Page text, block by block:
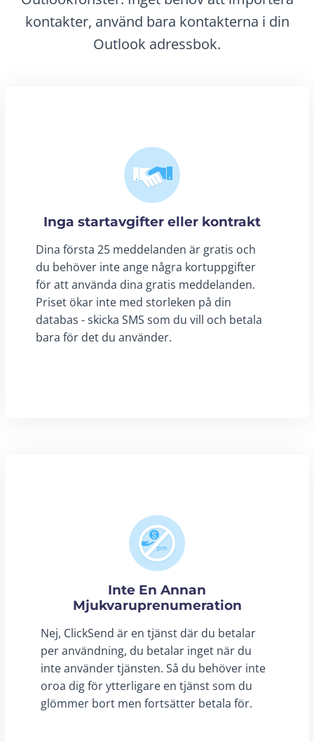
kontakter, använd bara kontakterna i din
Outlook adressbok.
Inga startavgifter eller kontrakt
Dina första 25 meddelanden är gratis och
du behöver inte ange några kortuppgifter
för att använda dina gratis meddelanden.
Priset ökar inte med storleken på din
databas - skicka SMS som du vill och betala
bara för det du använder.
Inte En Annan
Mjukvaruprenumeration
Nej, ClickSend är en tjänst där du betalar
per användning, du betalar inget när du
inte använder tjänsten. Så du behöver inte
oroa dig för ytterligare en tjänst som du
glömmer bort men fortsätter betala för.